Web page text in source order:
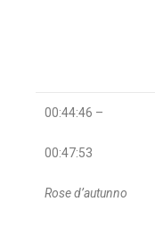
00:44:46 –
00:47:53
Rose d’autunno